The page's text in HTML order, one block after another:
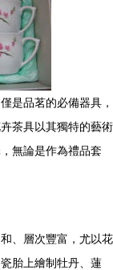
是品茗的必備器具，
茶具以其獨特的藝術
無論是作為禮品套
、層次豐富，尤以花
胎上繪制牡丹、蓮